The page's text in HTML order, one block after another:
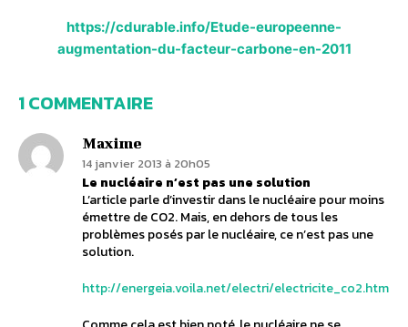
https://cdurable.info/Etude-europeenne-
augmentation-du-facteur-carbone-en-2011
1 COMMENTAIRE
Maxime
14 janvier 2013 à 20h05
Le nucléaire n’est pas une solution
L’article parle d’investir dans le nucléaire pour moins
émettre de CO2. Mais, en dehors de tous les
problèmes posés par le nucléaire, ce n’est pas une
solution.
http://energeia.voila.net/electri/electricite_co2.htm